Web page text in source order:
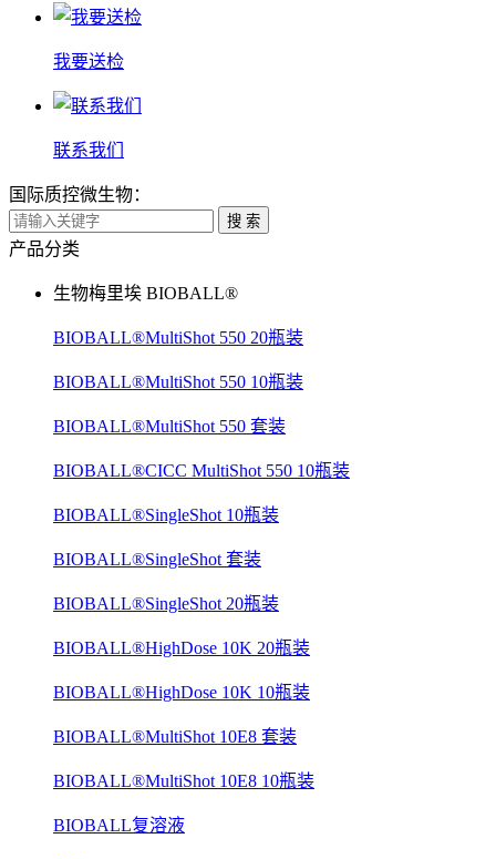
我要送检
联系我们
国际质控微生物：
搜 索
产品分类
生物梅里埃 BIOBALL®
BIOBALL®MultiShot 550 20瓶装
BIOBALL®MultiShot 550 10瓶装
BIOBALL®MultiShot 550 套装
BIOBALL®CICC MultiShot 550 10瓶装
BIOBALL®SingleShot 10瓶装
BIOBALL®SingleShot 套装
BIOBALL®SingleShot 20瓶装
BIOBALL®HighDose 10K 20瓶装
BIOBALL®HighDose 10K 10瓶装
BIOBALL®MultiShot 10E8 套装
BIOBALL®MultiShot 10E8 10瓶装
BIOBALL复溶液